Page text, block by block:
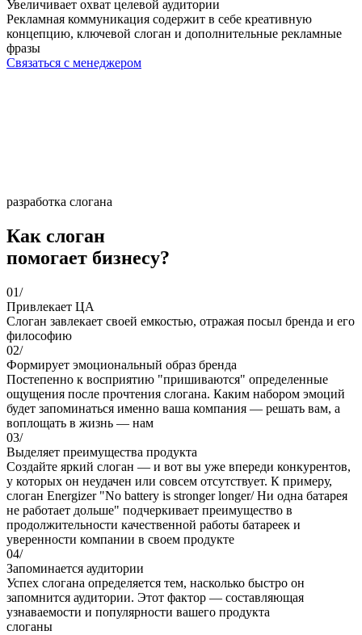
Увеличивает охват целевой аудитории
Рекламная коммуникация содержит в себе креативную
концепцию, ключевой слоган и дополнительные рекламные
фразы
Связаться с менеджером
разработка слогана
Как слоган
помогает бизнесу?
01/
Привлекает ЦА
Слоган завлекает своей емкостью, отражая посыл бренда и его
философию
02/
Формирует эмоциональный образ бренда
Постепенно к восприятию "пришиваются" определенные
ощущения после прочтения слогана. Каким набором эмоций
будет запоминаться именно ваша компания — решать вам, а
воплощать в жизнь — нам
03/
Выделяет преимущества продукта
Создайте яркий слоган — и вот вы уже впереди конкурентов,
у которых он неудачен или совсем отсутствует. К примеру,
слоган Energizer "No battery is stronger longer/ Ни одна батарея
не работает дольше" подчеркивает преимущество в
продолжительности качественной работы батареек и
уверенности компании в своем продукте
04/
Запоминается аудитории
Успех слогана определяется тем, насколько быстро он
запомнится аудитории. Этот фактор — составляющая
узнаваемости и популярности вашего продукта
слоганы